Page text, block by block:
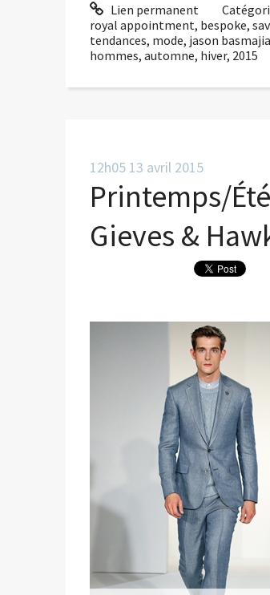
Lien permanent
royal appointment, bespoke,
tendances, mode, jason
hommes, automne, hiver, 2015
12h05 13 avril 2015
Printemps/
Gieves &